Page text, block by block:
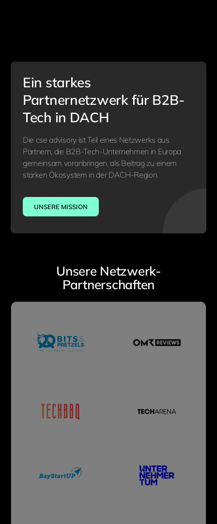
Ein starkes
Partnernetzwerk für B2B-
Tech in DACH
Die cse advisory ist Teil eines Netzwerks aus
Partnern, die B2B-Tech-Unternehmen in Europa
gemeinsam voranbringen, als Beitrag zu einem
starken Ökosystem in der DACH-Region.
UNSERE MISSION
Unsere Netzwerk-
Partnerschaften